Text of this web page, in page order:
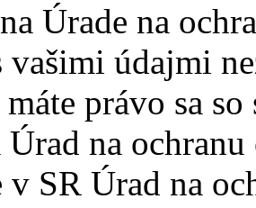
Úrade na
vašimi údajmi
máte právo sa
na
v SR Úrad na